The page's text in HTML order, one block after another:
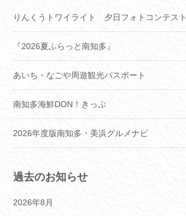
りんくうトワイライト 夕日フォトコンテスト
『2026夏ふらっと南知多』
あいち・なごや周遊観光パスポート
南知多海鮮DON！きっぷ
2026年度版南知多・美浜グルメナビ
過去のお知らせ
2026年8月